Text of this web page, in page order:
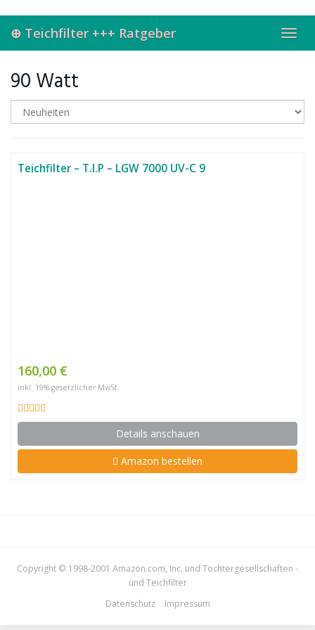
to
main
content
⊕ Teichfilter +++ Ratgeber
90 Watt
Teichfilter – T.I.P – LGW 7000 UV-C 9
160,00 €
inkl. 19% gesetzlicher MwSt.
Details anschauen
Amazon bestellen
Copyright © 1998-2001 Amazon.com, Inc. und Tochtergesellschaften -
und Teichfilter
Datenschutz
Impressum